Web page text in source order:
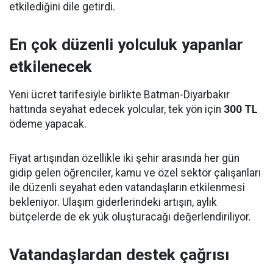
etkilediğini dile getirdi.
En çok düzenli yolculuk yapanlar
etkilenecek
Yeni ücret tarifesiyle birlikte Batman-Diyarbakır
hattında seyahat edecek yolcular, tek yön için 300 TL
ödeme yapacak.
Fiyat artışından özellikle iki şehir arasında her gün
gidip gelen öğrenciler, kamu ve özel sektör çalışanları
ile düzenli seyahat eden vatandaşların etkilenmesi
bekleniyor. Ulaşım giderlerindeki artışın, aylık
bütçelerde de ek yük oluşturacağı değerlendiriliyor.
Vatandaşlardan destek çağrısı